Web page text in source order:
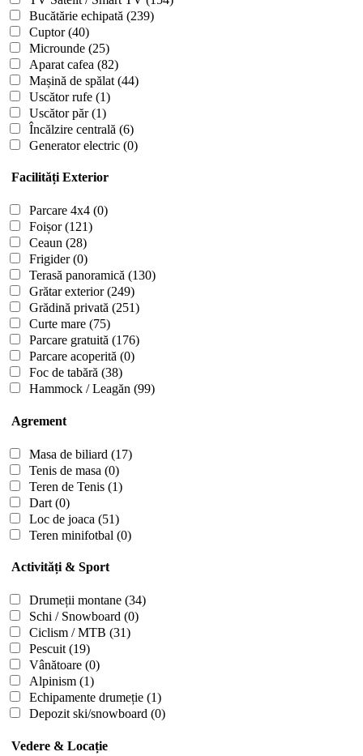
Bucătărie echipată (239)
Cuptor(40)
Microunde (25)
Aparat cafea (82)
Mașină de spălat (44)
Uscător rufe (1)
Uscător păr(1)
Încălzire centrală (6)
Generator electric (0)
Facilități Exterior
Parcare 4x4 (0)
Foișor(121)
Ceaun (28)
Frigider(0)
Terasă panoramică (130)
Grătar exterior(249)
Grădină privată (251)
Curte mare (75)
Parcare gratuită (176)
Parcare acoperită (0)
Foc de tabără (38)
Hammock / Leagăn (99)
Agrement
Masa de biliard (17)
Tenis de masa (0)
Teren de Tenis (1)
Dart (0)
Loc de joaca (51)
Teren minifotbal (0)
Activități & Sport
Drumeții montane (34)
Schi / Snowboard (0)
Ciclism / MTB (31)
Pescuit(19)
Vânătoare (0)
Alpinism (1)
Echipamente drumeție (1)
Depozit ski/snowboard (0)
Vedere & Locație